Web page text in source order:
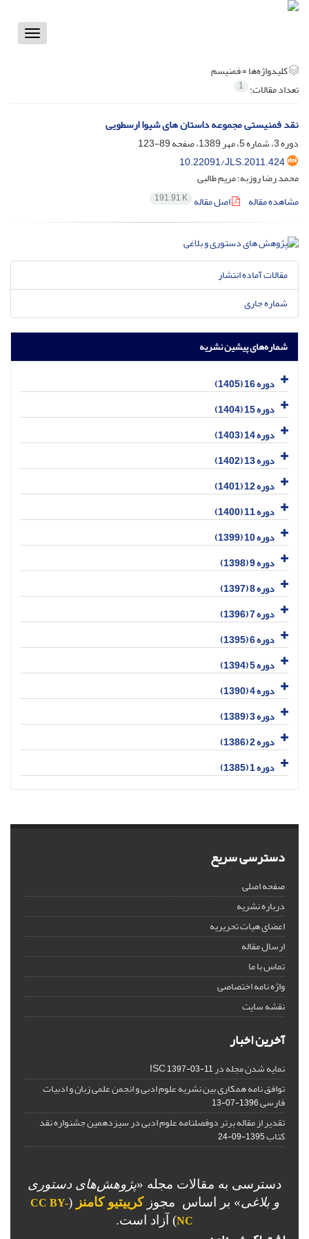
Toggle
کلیدواژه‌ها =فمنیسم
تعداد مقالات: 1
نقد فمنیستی مجموعه داستان های شیوا ارسطویی
دوره 3، شماره 5، مهر 1389، صفحه
89-123
10.22091/JLS.2011.424
محمد رضا روزبه؛ مریم طالبی
مشاهده مقاله
اصل مقاله 191.91 K
مقالات آماده انتشار
شماره جاری
شماره‌های پیشین نشریه
دوره 16 (1405)
دوره 15 (1404)
دوره 14 (1403)
دوره 13 (1402)
دوره 12 (1401)
دوره 11 (1400)
دوره 10 (1399)
دوره 9 (1398)
دوره 8 (1397)
دوره 7 (1396)
دوره 6 (1395)
دوره 5 (1394)
دوره 4 (1390)
دوره 3 (1389)
دوره 2 (1386)
دوره 1 (1385)
دسترسی سریع
صفحه اصلی
درباره نشریه
اعضای هیات تحریریه
ارسال مقاله
تماس با ما
واژه نامه اختصاصی
نقشه سایت
آخرین اخبار
نمایه شدن مجله در ISC1397-03-11
توافق نامه همکاری بین نشریه علوم ادبی و انجمن علمی زبان و ادبیات
فارسی1396-07-13
تقدیر از مقاله برتر دوفصلنامه علوم ادبی در سیزدهمین جشنواره نقد
کتاب1395-09-24
دسترسی به مقالات مجله «پژوهش‌های دستوری
و بلاغی» بر اساس مجوزکرییتیو کامنز (
CC BY-
NC) آزاد است.